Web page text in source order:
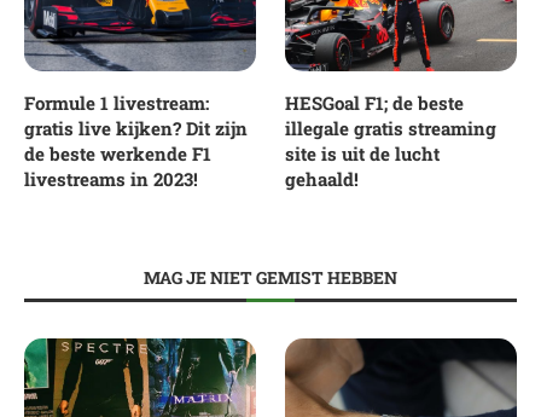
Formule 1 livestream:
gratis live kijken? Dit zijn
de beste werkende F1
livestreams in 2023!
HESGoal F1; de beste
illegale gratis streaming
site is uit de lucht
gehaald!
MAG JE NIET GEMIST HEBBEN